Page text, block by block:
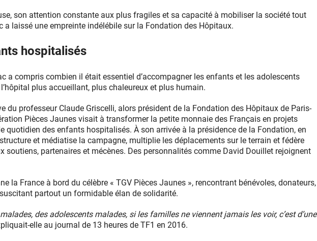
son attention constante aux plus fragiles et sa capacité à mobiliser la société tout
a laissé une empreinte indélébile sur la Fondation des Hôpitaux.
hospitalisés
a compris combien il était essentiel d’accompagner les enfants et les adolescents
plus accueillant, plus chaleureux et plus humain.
du professeur Claude Griscelli, alors président de la Fondation des Hôpitaux de Paris-
Pièces Jaunes visait à transformer la petite monnaie des Français en projets
quotidien des enfants hospitalisés. À son arrivée à la présidence de la Fondation, en
et médiatise la campagne, multiplie les déplacements sur le terrain et fédère
soutiens, partenaires et mécènes. Des personnalités comme David Douillet rejoignent
la France à bord du célèbre « TGV Pièces Jaunes », rencontrant bénévoles, donateurs,
partout un formidable élan de solidarité.
des adolescents malades, si les familles ne viennent jamais les voir, c’est d’une
elle au journal de 13 heures de TF1 en 2016.